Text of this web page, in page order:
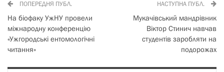
ПОПЕРЕДНЯ ПУБЛ.
На біофаку УжНУ провели
міжнародну конференцію
«Ужгородські ентомологічні
читання»
НАСТУПНА ПУБЛ.
Мукачівський мандрівник
Віктор Стинич навчав
студентів заробляти на
подорожах